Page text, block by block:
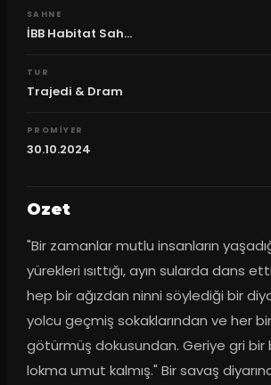
SAHNE
İBB Habitat Sah...
TUR
Trajedi & Dram
PROMIYER
30.10.2024
Ozet
"Bir zamanlar mutlu insanların
yürekleri ısıttığı, ayın sularda dans
hep bir ağızdan ninni söylediği bir
yolcu geçmiş sokaklarından ve her
götürmüş dokusundan. Geriye gri bir
lokma umut kalmış." Bir savaş